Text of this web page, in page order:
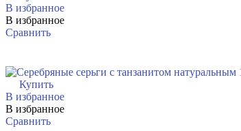
В избранное
В избранное
Сравнить
Купить
В избранное
В избранное
Сравнить